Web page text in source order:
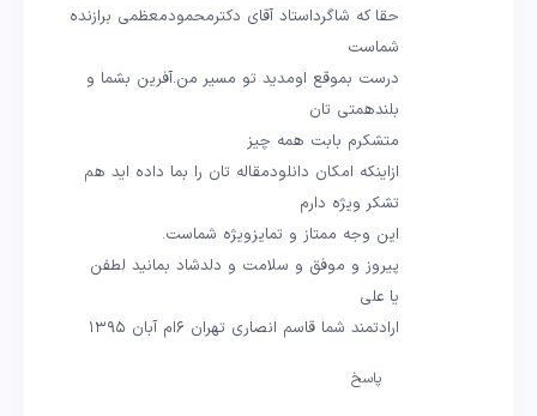
حقا که شاگرداستاد آقای دکترمحمودمعظمی برازنده
شماست
درست بموقع اومدید تو مسیر من.آفرین بشما و
بلندهمتی تان
متشکرم بابت همه چیز
ازاینکه امکان دانلودمقاله تان را بما داده اید هم
تشکر ویژه دارم
این وجه ممتاز و تمایزویژه شماست.
پیروز و موفق و سلامت و دلدشاد بمانید لطفن
یا علی
ارادتمند شما قاسم انصاری تهران ۶ام آبان ۱۳۹۵
پاسخ